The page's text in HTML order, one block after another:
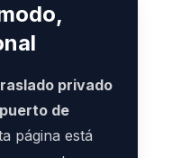
privado
de
página está